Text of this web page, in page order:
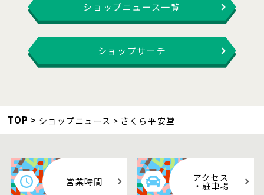
ショップニュース一覧
ショップサーチ
TOP ショップニュース さくら平安堂
営業時間 アクセス
・駐車場